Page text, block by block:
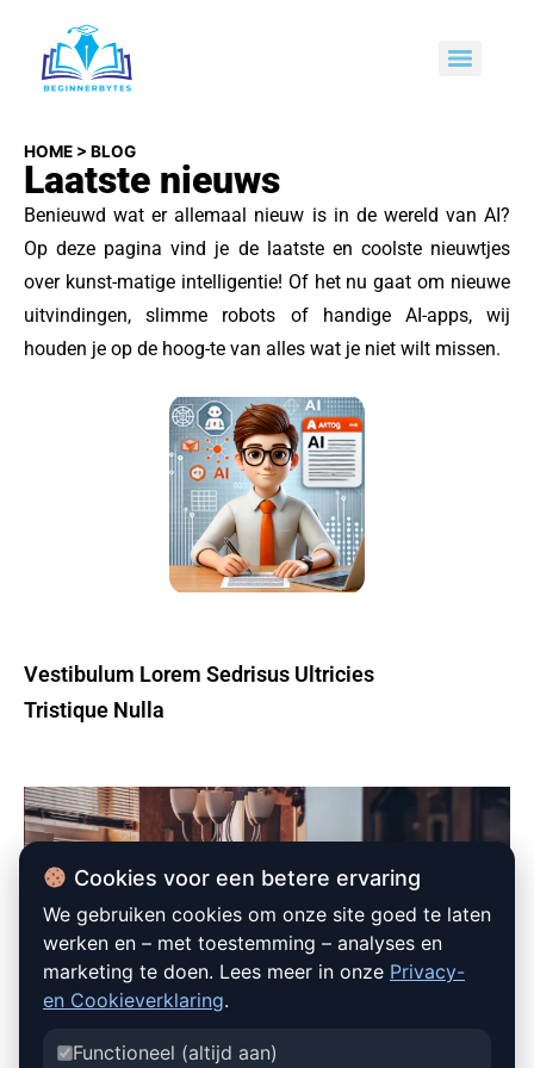
Laatste nieuws
HOME > BLOG
Benieuwd wat er allemaal nieuw is in de wereld van AI?
Op deze pagina vind je de laatste en coolste nieuwtjes
over kunst-matige intelligentie! Of het nu gaat om nieuwe
uitvindingen, slimme robots of handige AI-apps, wij
houden je op de hoog-te van alles wat je niet wilt missen.
Vestibulum Lorem Sedrisus Ultricies
Tristique Nulla
Cookies voor een betere ervaring
We gebruiken cookies om onze site goed te laten
werken en – met toestemming – analyses en
marketing te doen. Lees meer in onze Privacy-
en Cookieverklaring.
Functioneel (altijd aan)